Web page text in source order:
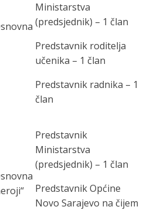
Ministarstva
(predsjednik) – 1 član
Predstavnik roditelja
učenika – 1 član
Predstavnik radnika – 1
član
Predstavnik
Ministarstva
(predsjednik) – 1 član
Predstavnik Općine
Novo Sarajevo na čijem